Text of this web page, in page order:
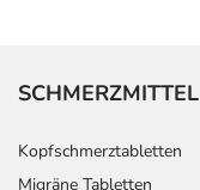
SCHMERZMITTEL
Kopfschmerztabletten
Migräne Tabletten